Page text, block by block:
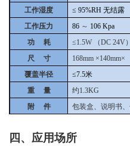
工作湿度
≤ 95%RH 无结露
工作压力
86 ～ 106 Kpa
功
耗 ≤1.5W （DC 24V）
尺
寸 168mm ×140mm×
覆盖半径
≤7.5米
重
量
约1.3KG
附
件 包装盒、说明书
四、应用场所